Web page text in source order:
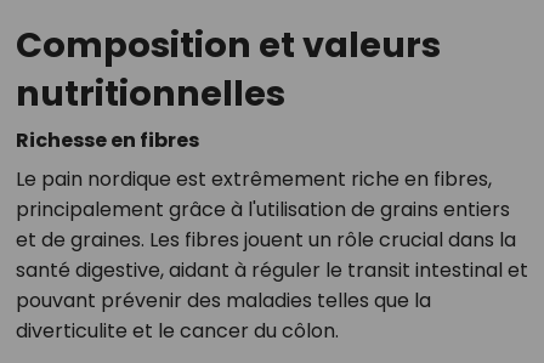
Composition et valeurs
nutritionnelles
Richesse en fibres
Le pain nordique est extrêmement riche en fibres,
principalement grâce à l'utilisation de grains entiers
et de graines. Les fibres jouent un rôle crucial dans la
santé digestive, aidant à réguler le transit intestinal et
pouvant prévenir des maladies telles que la
diverticulite et le cancer du côlon.